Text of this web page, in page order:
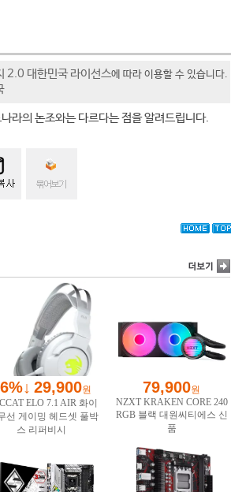
2.0 대한민국 라이선스에 따라 이용할 수 있습니다.
라의 논조와는 다르다는 점을 알려드립니다.